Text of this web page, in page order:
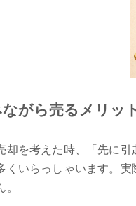
がら売るメリッ
却を考えた時、「先に
くいらっしゃいます。
。